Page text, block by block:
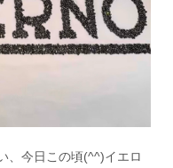
、今日この頃(^^)イエロ